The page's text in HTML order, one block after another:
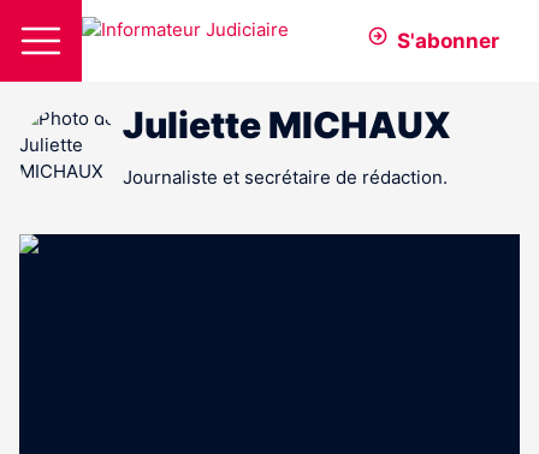
S'abonner
Juliette MICHAUX
Journaliste et secrétaire de rédaction.